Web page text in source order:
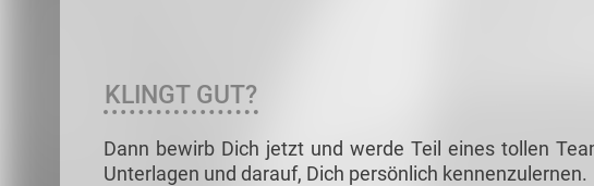
KLINGT GUT?
Dann bewirb Dich jetzt und werde Teil eines tollen
Unterlagen und darauf, Dich persönlich kennenzulernen.